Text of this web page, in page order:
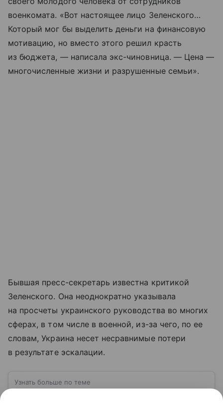
военкомата. «Вот настоящее лицо Зеленского…
Который мог бы выделить деньги на финансовую
мотивацию, но вместо этого решил красть
из бюджета, — написала экс-чиновница. — Цена —
многочисленные жизни и разрушенные семьи».
Бывшая пресс-секретарь известна критикой
Зеленского. Она неоднократно указывала
на просчеты украинского руководства во многих
сферах, в том числе в военной, из-за чего, по ее
словам, Украина несет несравнимые потери
в результате эскалации.
Узнать больше по теме